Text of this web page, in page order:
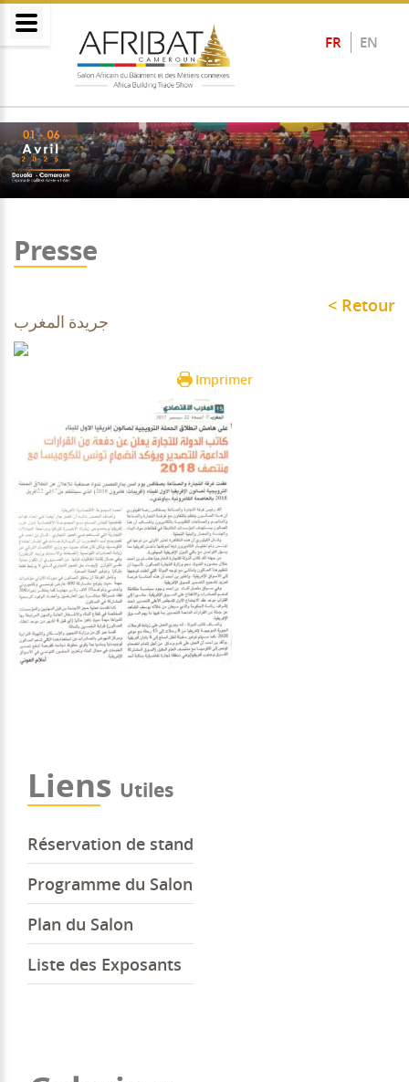
FR EN
Presse
< Retour
جريدة المغرب
Imprimer
Liens Utiles
Réservation de stand
Programme du Salon
Plan du Salon
Liste des Exposants